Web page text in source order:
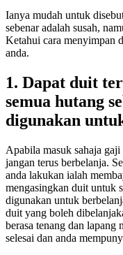
Ianya mudah untuk
sebenar adalah susah,
Ketahui cara menyimpan
anda.
1. Dapat duit
semua hutang
digunakan
Apabila masuk sahaja
jangan terus berbelanja.
anda lakukan ialah
mengasingkan duit untuk
digunakan untuk
duit yang boleh
berasa tenang dan lapang
selesai dan anda